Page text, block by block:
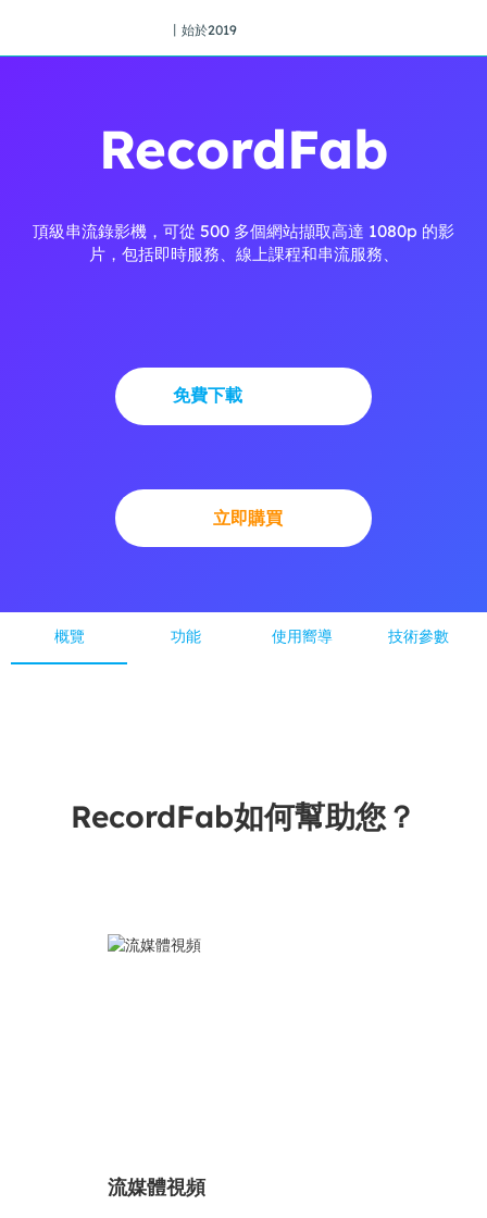
丨始於2019
RecordFab
頂級串流錄影機，可從 500 多個網站擷取高達 1080p 的影
片，包括即時服務、線上課程和串流服務、
免費下載
立即購買
概覽 功能 使用嚮導 技術參數
RecordFab如何幫助您？
流媒體視頻